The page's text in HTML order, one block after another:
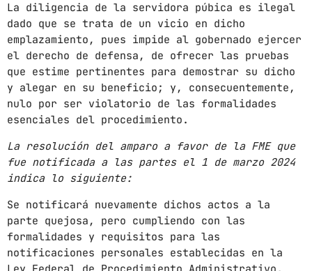
La diligencia de la servidora púbica es ilegal
dado que se trata de un vicio en dicho
emplazamiento, pues impide al gobernado ejercer
el derecho de defensa, de ofrecer las pruebas
que estime pertinentes para demostrar su dicho
y alegar en su beneficio; y, consecuentemente,
nulo por ser violatorio de las formalidades
esenciales del procedimiento.
La resolución del amparo a favor de la FME que
fue notificada a las partes el 1 de marzo 2024
indica lo siguiente:
Se notificará nuevamente dichos actos a la
parte quejosa, pero cumpliendo con las
formalidades y requisitos para las
notificaciones personales establecidas en la